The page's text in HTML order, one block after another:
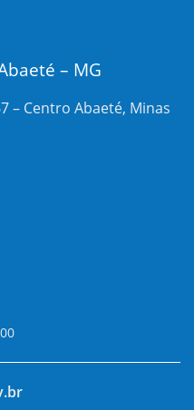
– MG
– Centro Abaeté, Minas